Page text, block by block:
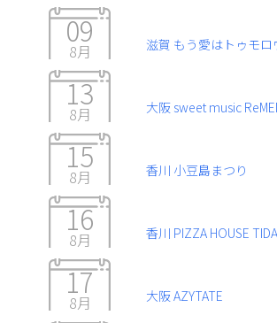
09
8月 滋賀 もう愛はトゥモロ
13
8月 大阪 sweet music
15
8月 香川 小豆島まつり
16
8月 香川 PIZZA HOUSE TIDA
17
8月 大阪 AZYTATE